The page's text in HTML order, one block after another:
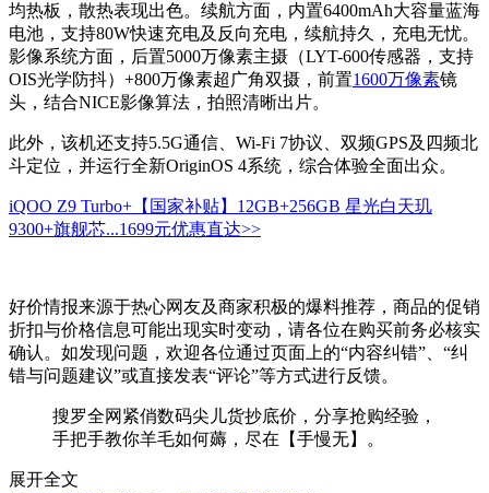
均热板，散热表现出色。续航方面，内置6400mAh大容量蓝海
电池，支持80W快速充电及反向充电，续航持久，充电无忧。
影像系统方面，后置5000万像素主摄（LYT-600传感器，支持
OIS光学防抖）+800万像素超广角双摄，前置1600万像素镜
头，结合NICE影像算法，拍照清晰出片。
此外，该机还支持5.5G通信、Wi-Fi 7协议、双频GPS及四频北
斗定位，并运行全新OriginOS 4系统，综合体验全面出众。
iQOO Z9 Turbo+【国家补贴】12GB+256GB 星光白天玑
9300+旗舰芯...1699元优惠直达>>
好价情报来源于热心网友及商家积极的爆料推荐，商品的促销
折扣与价格信息可能出现实时变动，请各位在购买前务必核实
确认。如发现问题，欢迎各位通过页面上的“内容纠错”、“纠
错与问题建议”或直接发表“评论”等方式进行反馈。
搜罗全网紧俏数码尖儿货抄底价，分享抢购经验，
手把手教你羊毛如何薅，尽在【手慢无】。
展开全文